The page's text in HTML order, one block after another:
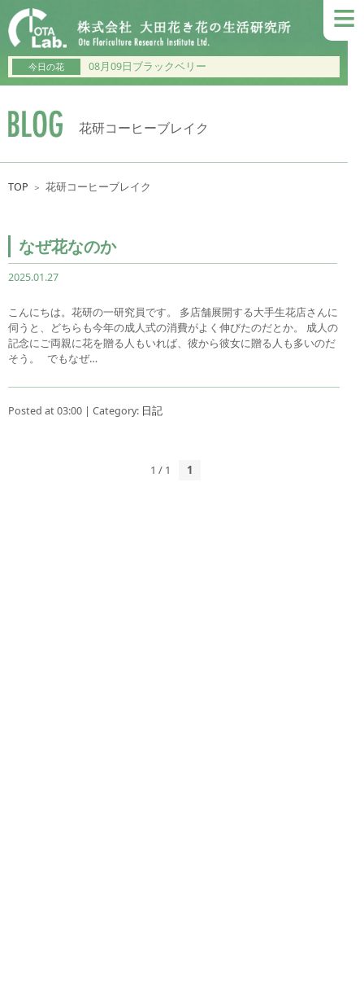
≡
今日の花 08月09日ブラックベリー
花研コーヒーブレイク
TOP ＞ 花研コーヒーブレイク
なぜ花なのか
2025.01.27
こんにちは。花研の一研究員です。 多店舗展開する大手生花店さんに
伺うと、どちらも今年の成人式の消費がよく伸びたのだとか。 成人の
記念にご両親に花を贈る人もいれば、彼から彼女に贈る人も多いのだ
そう。 でもなぜ…
Posted at 03:00 | Category: 日記
1 / 1 1